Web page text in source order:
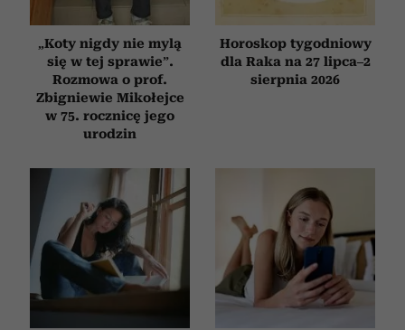
„Koty nigdy nie mylą
się w tej sprawie”.
Rozmowa o prof.
Zbigniewie Mikołejce
w 75. rocznicę jego
urodzin
Horoskop tygodniowy
dla Raka na 27 lipca–2
sierpnia 2026